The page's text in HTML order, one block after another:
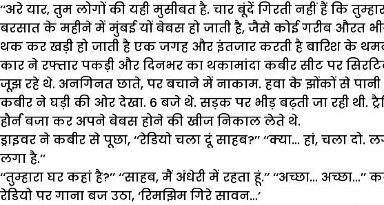
‘‘अरे यार, तुम लोगों की यही मुसीबत है. चार बूंदें गिरती नहीं हैं कि
बरसात के महीने में मुंबई यों बेबस हो जाती है, जैसे कोई गरीब औरत
थक कर खड़ी हो जाती है एक जगह और इंतजार करती है बारिश के
कार ने रफ्तार पकड़ी और दिनभर का थकामांदा कबीर सीट पर
जूझ रहे थे. अनगिनत छाते, पर बचाने में नाकाम. हवा के झोंकों से पानी
कबीर ने घड़ी की ओर देखा. 6 बजे थे. सड़क पर भीड़ बढ़ती जा रही थी.
हौर्न बजा कर अपने बेबस होने की खीज निकाल लेते थे.
ड्राइवर ने कबीर से पूछा, ‘‘रेडियो चला दूं साहब?’’ ‘‘क्या… हां,
लगा है.’’
‘‘तुम्हारा घर कहां है?’’ ‘‘साहब, मैं अंधेरी में रहता हूं.’’ ‘‘अच्छा…
रेडियो पर गाना बज उठा, ‘रिमझिम गिरे सावन…’